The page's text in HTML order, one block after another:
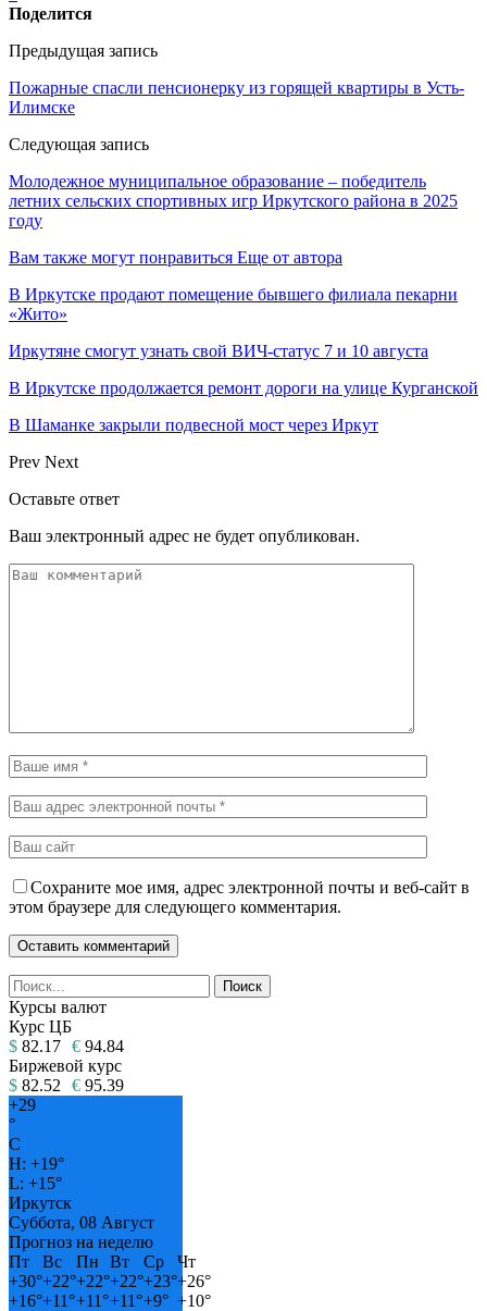
Поделится
Предыдущая запись
Пожарные спасли пенсионерку из горящей квартиры в Усть-
Илимске
Следующая запись
Молодежное муниципальное образование – победитель
летних сельских спортивных игр Иркутского района в 2025
году
Вам также могут понравиться Еще от автора
В Иркутске продают помещение бывшего филиала пекарни
«Жито»
Иркутяне смогут узнать свой ВИЧ-статус 7 и 10 августа
В Иркутске продолжается ремонт дороги на улице Курганской
В Шаманке закрыли подвесной мост через Иркут
Prev Next
Оставьте ответ
Ваш электронный адрес не будет опубликован.
Сохраните мое имя, адрес электронной почты и веб-сайт в
этом браузере для следующего комментария.
Курсы валют
Курс ЦБ
$ 82.17 € 94.84
Биржевой курс
$ 82.52 € 95.39
+29
°
C
H: +19°
L: +15°
Иркутск
Суббота, 08 Август
Прогноз на неделю
Пт
Вс Пн Вт Ср
Чт
+30°+22°+22°+22°+23°+26°
+16°+11°+11°+11°+9° +10°